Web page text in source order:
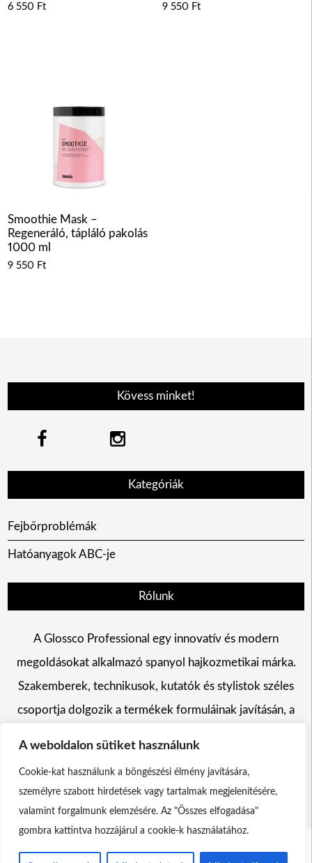
A weboldalon sütiket használunk
Cookie-kat használunk a böngészési élmény javítására,
személyre szabott hirdetések vagy tartalmak megjelenítésére,
valamint forgalmunk elemzésére. Az "Összes elfogadása"
gombra kattintva hozzájárul a cookie-k használatához.
6 550 Ft 9 550 Ft
Smoothie Mask –
Regeneráló, tápláló pakolás
1000 ml
9 550 Ft
Kövess minket!
Kategóriák
Fejbőrproblémák
Hatóanyagok ABC-je
Rólunk
A Glossco Professional egy innovatív és modern
megoldásokat alkalmazó spanyol hajkozmetikai márka.
Szakemberek, technikusok, kutatók és stylistok széles
csoportja dolgozik a termékek formuláinak javításán, a
Glossco Professional Theme byScissor Themes